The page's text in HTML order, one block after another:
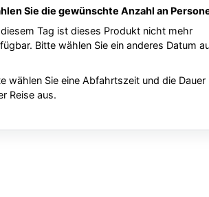
Sie die gewünschte Anzahl an
Tag ist dieses Produkt nicht mehr
Bitte wählen Sie ein anderes Datum
wählen Sie eine Abfahrtszeit und die Dauer
Reise aus.